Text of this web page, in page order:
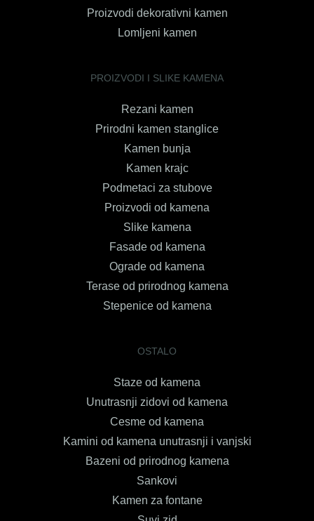
Proizvodi dekorativni kamen
Lomljeni kamen
PROIZVODI I SLIKE KAMENA
Rezani kamen
Prirodni kamen stanglice
Kamen bunja
Kamen krajc
Podmetaci za stubove
Proizvodi od kamena
Slike kamena
Fasade od kamena
Ograde od kamena
Terase od prirodnog kamena
Stepenice od kamena
OSTALO
Staze od kamena
Unutrasnji zidovi od kamena
Cesme od kamena
Kamini od kamena unutrasnji i vanjski
Bazeni od prirodnog kamena
Sankovi
Kamen za fontane